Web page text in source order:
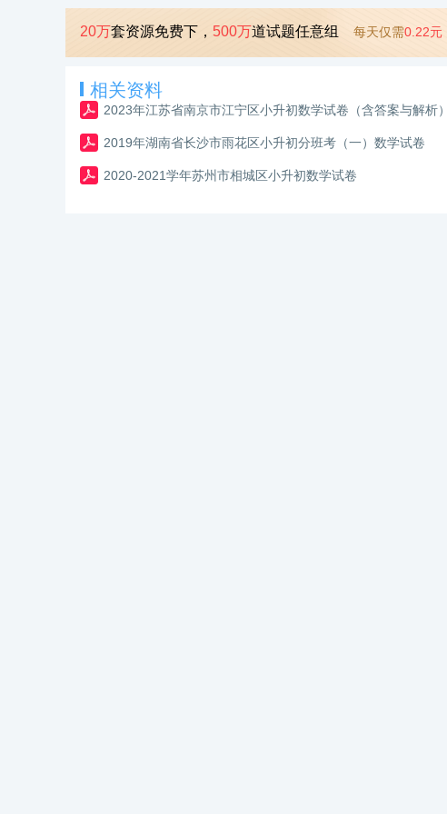
20万套资源免费下， 500万道试题任意组 每天仅需0.22元
相关资料
2023年江苏省南京市江宁区小升初数学试卷（含答案与解析）
2019年湖南省长沙市雨花区小升初分班考（一）数学试卷
2020-2021学年苏州市相城区小升初数学试卷